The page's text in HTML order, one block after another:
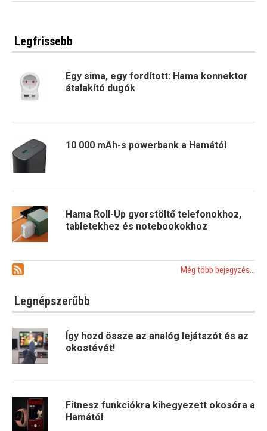
Legfrissebb
Egy sima, egy fordított: Hama konnektor
átalakító dugók
10 000 mAh-s powerbank a Hamától
Hama Roll-Up gyorstöltő telefonokhoz,
tabletekhez és notebookokhoz
Még több bejegyzés...
Legnépszerűbb
Így hozd össze az analóg lejátszót és az
okostévét!
Fitnesz funkciókra kihegyezett okosóra a
Hamától